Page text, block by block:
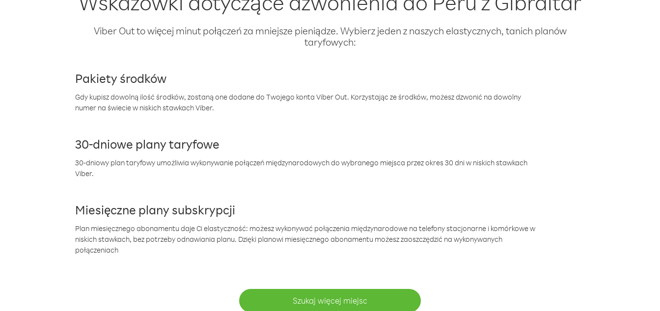
Viber Out to więcej minut połączeń za mniejsze pieniądze. Wybierz jeden z naszych elastycznych, tanich planów
taryfowych:
Pakiety środków
Gdy kupisz dowolną ilość środków, zostaną one dodane do Twojego konta Viber Out. Korzystając ze środków, możesz dzwonić na dowolny
numer na świecie w niskich stawkach Viber.
30-dniowe plany taryfowe
30-dniowy plan taryfowy umożliwia wykonywanie połączeń międzynarodowych do wybranego miejsca przez okres 30 dni w niskich stawkach
Viber.
Miesięczne plany subskrypcji
Plan miesięcznego abonamentu daje Ci elastyczność: możesz wykonywać połączenia międzynarodowe na telefony stacjonarne i komórkowe w
niskich stawkach, bez potrzeby odnawiania planu. Dzięki planowi miesięcznego abonamentu możesz zaoszczędzić na wykonywanych
połączeniach
Szukaj więcej miejsc